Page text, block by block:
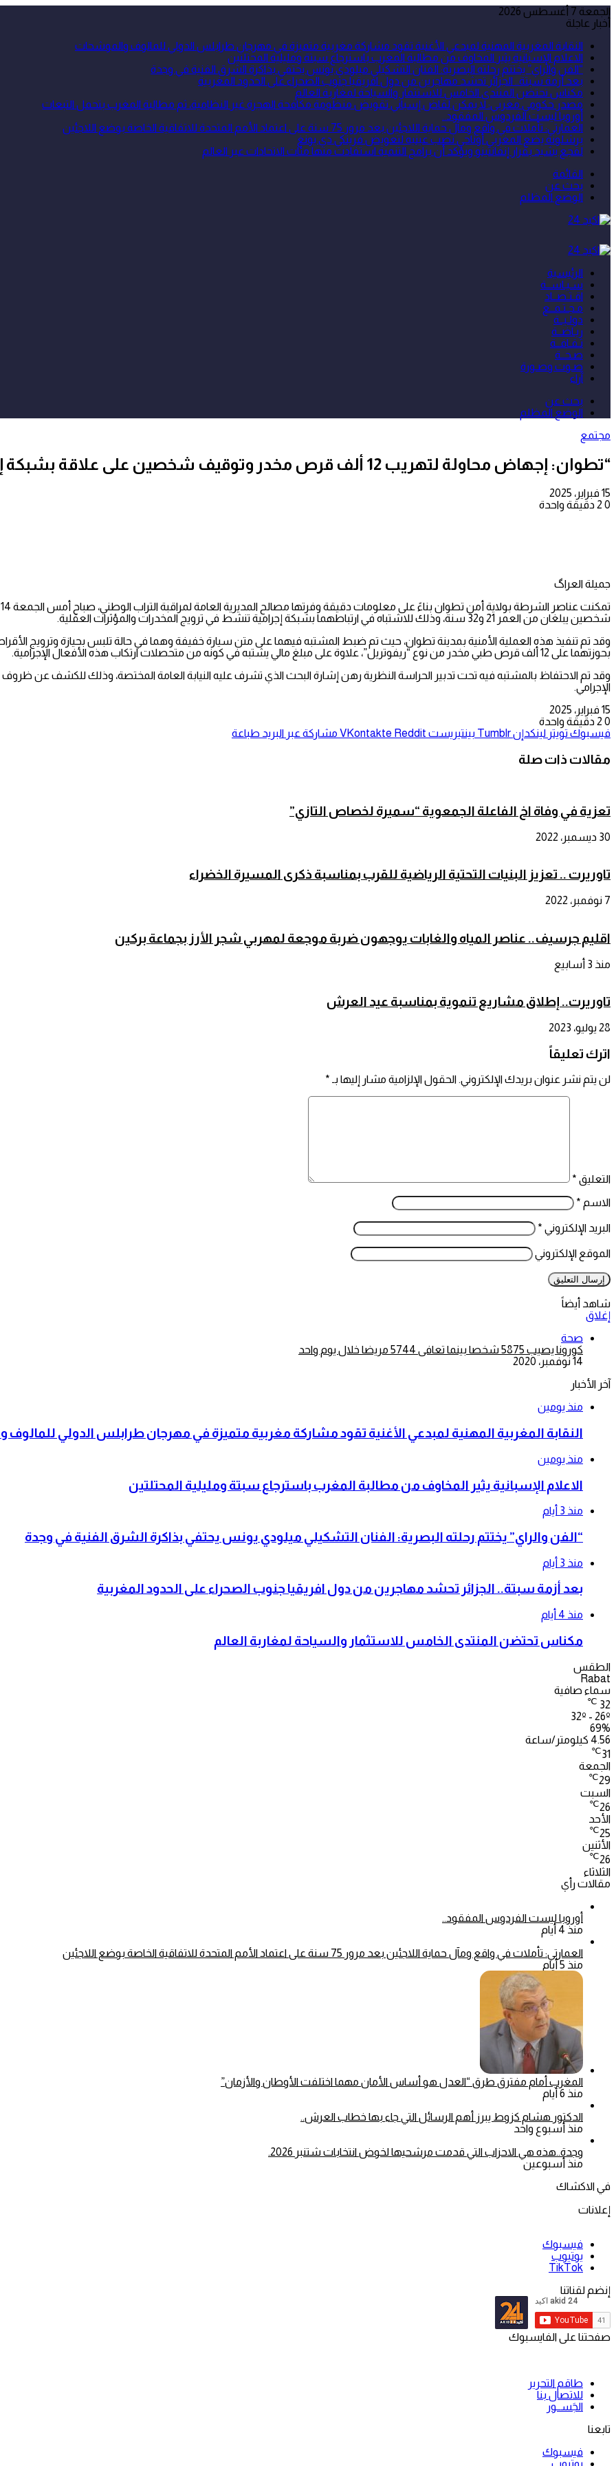
الجمعة 7 أغسطس 2026
أخبار عاجلة
النقابة المغربية المهنية لمبدعي الأغنية تقود مشاركة مغربية متميزة في مهرجان طرابلس الدولي للمالوف والموشحات
الاعلام الإسبانية يثير المخاوف من مطالبة المغرب باسترجاع سبتة ومليلية المحتلتين
“الفن والراي” يختتم رحلته البصرية: الفنان التشكيلي ميلودي يونس يحتفي بذاكرة الشرق الفنية في وجدة
بعد أزمة سبتة.. الجزائر تحشد مهاجرين من دول افريقيا جنوب الصحراء على الحدود المغربية
مكناس تحتضن المنتدى الخامس للاستثمار والسياحة لمغاربة العالم
مصدر حكومي مغربي: لا يمكن لقاض إسباني تقويض منظومة مكافحة الهجرة غير النظامية، ثم مطالبة المغرب بتحمل التبعات
أوروبا ليست الفردوس المفقود..
العمارتي: تأملات في واقع ومآل حماية اللاجئين بعد مرور 75 سنة على اعتماد الأمم المتحدة للاتفاقية الخاصة بوضع اللاجئين
برشلونة يضع المغربي أوناحي نصب عينيه لتعويض فرينكي دي يونغ
لقجع يشيد بقرار إنفانتينو ويؤكد أن برامج التنمية استفادت منها مئات الاتحادات عبر العالم
القائمة
بحث عن
الوضع المظلم
الرئيسية
سـيـاســة
اقـتـصــاد
مـجـتـمــع
دولـيــة
ريـاضــة
ثـقـافــة
صـحــة
صـوت وصـورة
آراء
بحث عن
الوضع المظلم
مجتمع
“تطوان: إجهاض محاولة لتهريب 12 ألف قرص مخدر وتوقيف شخصين على علاقة بشبكة إجرامية”
15 فبراير، 2025
0
دقيقة واحدة
جميلة العراگ
شخصين يبلغان من العمر 21 و32 سنة، وذلك للاشتباه في ارتباطهما بشبكة إجرامية تنشط في ترويج المخدرات والمؤثرات العقلية.
وقد تم تنفيذ هذه العملية الأمنية بمدينة تطوان، حيث تم ضبط المشتبه فيهما على متن سيارة خفيفة وهما في حالة تلبس بحيازة وترويج
بحوزتهما على 12 ألف قرص طبي مخدر من نوع “ريفوتريل”، علاوة على مبلغ مالي يشتبه في كونه من متحصلات ارتكاب هذه الأفعال الإجرامية.
وقد تم الاحتفاظ بالمشتبه فيه تحت تدبير الحراسة النظرية رهن إشارة البحث الذي تشرف عليه النيابة العامة المختصة، وذلك للكشف عن
الإجرامي.
15 فبراير، 2025
0
دقيقة واحدة
فيسبوك تويتر لينكدإن بينتيريست مشاركة عبر البريد طباعة
مقالات ذات صلة
تعزية في وفاة اخ الفاعلة الجمعوية “سميرة لخصاص التازي”
30 ديسمبر، 2022
تاوريرت .. تعزيز البنيات التحتية الرياضية للقرب بمناسبة ذكرى المسيرة الخضراء
7 نوفمبر، 2022
اقليم جرسيف.. عناصر المياه والغابات يوجهون ضربة موجعة لمهربي شجر الأرز بجماعة بركين
منذ 3 أسابيع
تاوريرت.. إطلاق مشاريع تنموية بمناسبة عيد العرش
28 يوليو، 2023
اترك تعليقاً
لن يتم نشر عنوان بريدك الإلكتروني.الحقول الإلزامية مشار إليها بـ *
التعليق *
الاسم *
البريد الإلكتروني *
الموقع الإلكتروني
شاهد أيضاً
إغلاق
صحة
كورونا يصيب 5875 شخصا بينما تعافى 5744 مريضا خلال يوم واحد
14 نوفمبر، 2020
آخر الأخبار
منذ يومين
النقابة المغربية المهنية لمبدعي الأغنية تقود مشاركة مغربية متميزة في مهرجان طرابلس الدولي
منذ يومين
الاعلام الإسبانية يثير المخاوف من مطالبة المغرب باسترجاع سبتة ومليلية المحتلتين
منذ 3 أيام
“الفن والراي” يختتم رحلته البصرية: الفنان التشكيلي ميلودي يونس يحتفي بذاكرة الشرق الفنية في وجدة
منذ 3 أيام
بعد أزمة سبتة.. الجزائر تحشد مهاجرين من دول افريقيا جنوب الصحراء على الحدود المغربية
منذ 4 أيام
مكناس تحتضن المنتدى الخامس للاستثمار والسياحة لمغاربة العالم
الطقس
Rabat
سماء صافية
32
℃
32º - 26º
69%
4.56 كيلومتر/ساعة
31
℃
الجمعة
29
℃
السبت
26
℃
الأحد
25
℃
الأثنين
26
℃
الثلاثاء
مقالات رأي
أوروبا ليست الفردوس المفقود..
منذ 4 أيام
العمارتي: تأملات في واقع ومآل حماية اللاجئين بعد مرور 75 سنة على اعتماد الأمم المتحدة للاتفاقية الخاصة بوضع اللاجئين
منذ 5 أيام
المغرب أمام مفترق طرق “العدل هو أساس الأمان مهما اختلفت الأوطان والأزمان”
منذ 6 أيام
الدكتور هشام كزوط يبرز أهم الرسائل التي جاء بها خطاب العرش..
منذ أسبوع واحد
وجدة..هذه هي الاحزاب التي قدمت مرشحيها لخوض انتخابات شتنبر 2026.
منذ أسبوعين
في الاكشاك
إعلانات
فيسبوك
يوتيوب
‫TikTok
إنضم لقناتنا
صفحتنا على الفايسبوك
طاقم التحرير
للاتصال بنا
الجَســور
تابعنا
فيسبوك
يوتيوب